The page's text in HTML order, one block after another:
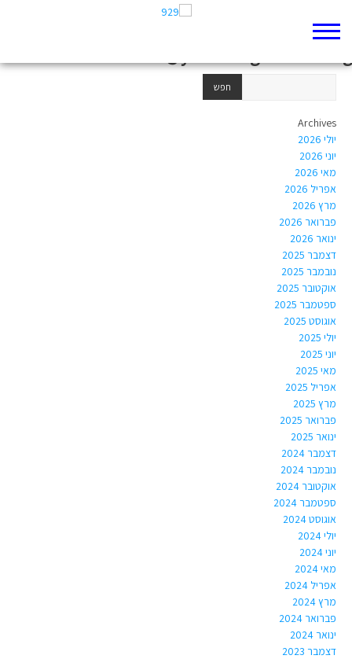
Author Archives:
Archives
יולי 2026
יוני 2026
מאי 2026
אפריל 2026
מרץ 2026
פברואר 2026
ינואר 2026
דצמבר 2025
נובמבר 2025
אוקטובר 2025
ספטמבר 2025
אוגוסט 2025
יולי 2025
יוני 2025
מאי 2025
אפריל 2025
מרץ 2025
פברואר 2025
ינואר 2025
דצמבר 2024
נובמבר 2024
אוקטובר 2024
ספטמבר 2024
אוגוסט 2024
יולי 2024
יוני 2024
מאי 2024
אפריל 2024
מרץ 2024
פברואר 2024
ינואר 2024
דצמבר 2023